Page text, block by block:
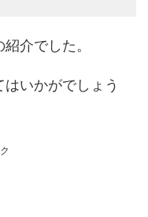
介でした。
いかがでしょう